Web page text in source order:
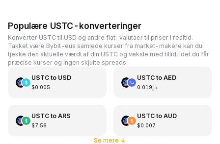
Populære USTC-konverteringer
Konverter USTC til USD og andre fiat-valutaer til priser i realtid.
Takket være Bybit-eus samlede kurser fra market-makere kan du
tjekke den aktuelle værdi af din USTC og veksle med tillid, idet du får
præcise kurser og ingen skjulte spreads.
USTCto USD
$0.005
USTCto AED
د.إ0.019
USTCto ARS
$7.56
USTCto AUD
$0.007
Se mere ↓